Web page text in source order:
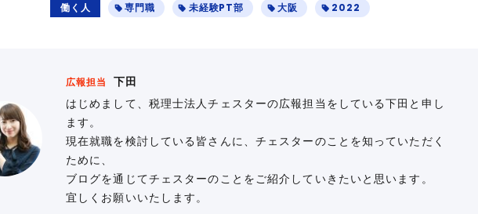
働く人 専門職 未経験PT部 大阪 2022
広報担当
下田
はじめまして、税理士法人チェスターの広報担当をしている下田と申し
ます。
現在就職を検討している皆さんに、チェスターのことを知っていただく
ために、
ブログを通じてチェスターのことをご紹介していきたいと思います。
宜しくお願いいたします。